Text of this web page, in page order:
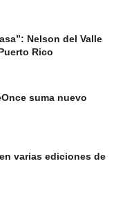
Nelson del Valle
Rico
suma nuevo
varias ediciones de